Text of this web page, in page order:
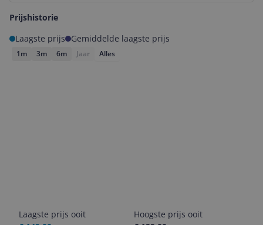
Prijshistorie
Laagste prijs
Gemiddelde laagste prijs
1m 3m 6m Jaar Alles
Laagste prijs ooit
Hoogste prijs ooit